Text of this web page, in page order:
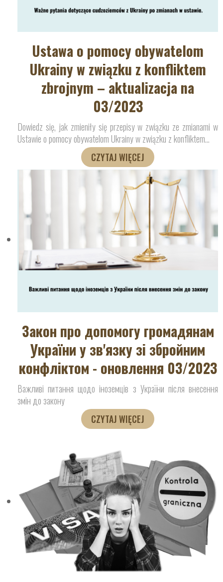
Ustawa o pomocy obywatelom
Ukrainy w związku z konfliktem
zbrojnym – aktualizacja na
03/2023
Dowiedz się, jak zmieniły się przepisy w związku ze zmianami w
Ustawie o pomocy obywatelom Ukrainy w związku z konfliktem…
CZYTAJ WIĘCEJ
Закон про допомогу громадянам
України у зв'язку зі збройним
конфліктом - оновлення 03/2023
Важливі питання щодо іноземців з України після внесення
змін до закону
CZYTAJ WIĘCEJ